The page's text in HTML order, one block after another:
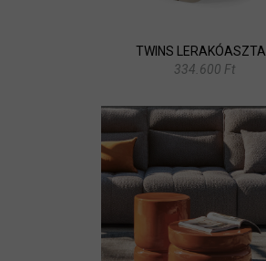
TWINS LERAKÓASZTAL
334.600 Ft